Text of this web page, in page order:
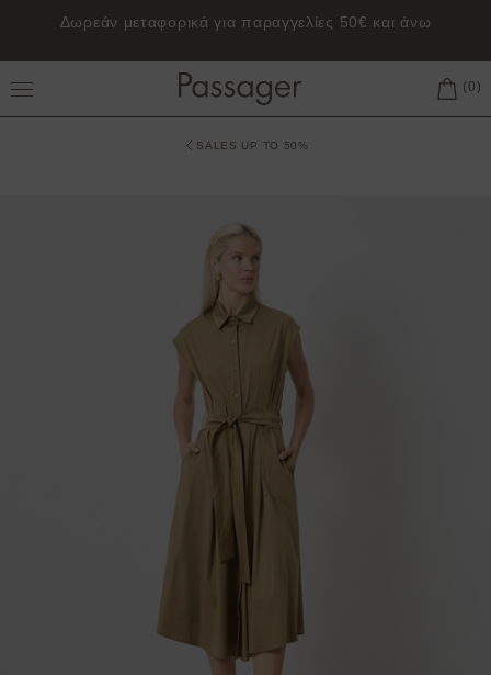
Δωρεάν μεταφορικά για παραγγελίες 50€ και άνω
Toggle Main Menu
SALES UP TO 50%